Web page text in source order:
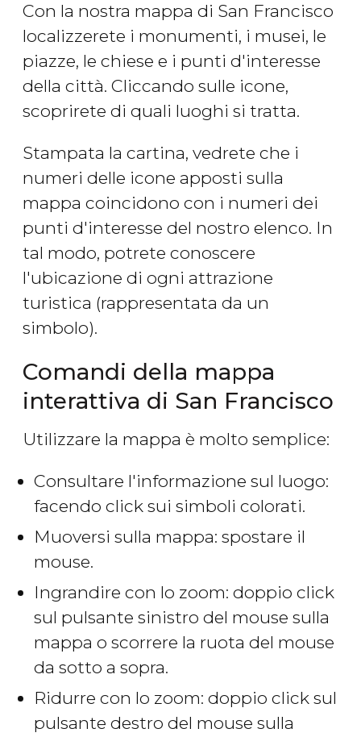
Con la nostra mappa di San Francisco
localizzerete i monumenti, i musei, le
piazze, le chiese e i punti d'interesse
della città. Cliccando sulle icone,
scoprirete di quali luoghi si tratta.
Stampata la cartina, vedrete che i
numeri delle icone apposti sulla
mappa coincidono con i numeri dei
punti d'interesse del nostro elenco. In
tal modo, potrete conoscere
l'ubicazione di ogni attrazione
turistica (rappresentata da un
simbolo).
Comandi della mappa
interattiva di San Francisco
Utilizzare la mappa è molto semplice:
Consultare l'informazione sul luogo:
facendo click sui simboli colorati.
Muoversi sulla mappa: spostare il
mouse.
Ingrandire con lo zoom: doppio click
sul pulsante sinistro del mouse sulla
mappa o scorrere la ruota del mouse
da sotto a sopra.
Ridurre con lo zoom: doppio click sul
pulsante destro del mouse sulla